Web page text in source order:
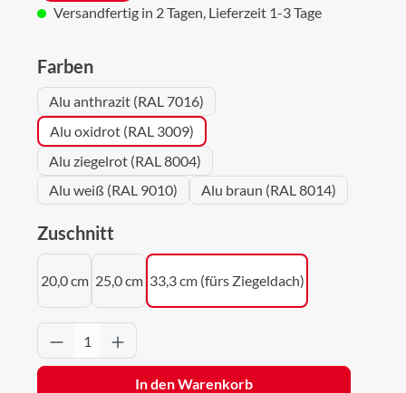
Versandfertig in 2 Tagen, Lieferzeit 1-3 Tage
Farbenauswählen
Alu anthrazit (RAL 7016)
Alu oxidrot (RAL 3009)
Alu ziegelrot (RAL 8004)
Alu weiß (RAL 9010)
Alu braun (RAL 8014)
Zuschnitt
20,0 cm 25,0 cm 33,3 cm (fürs Ziegeldach)
Produkt Anzahl: Gib den gewünschten
In den Warenkorb